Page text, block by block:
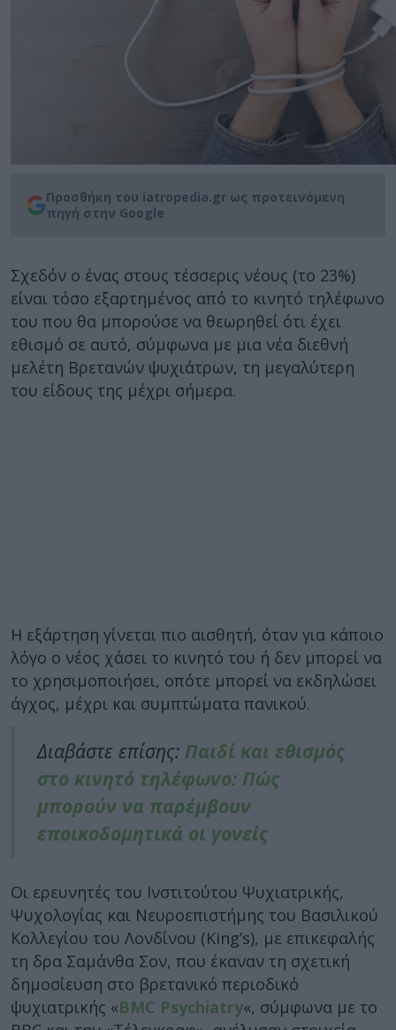
Προσθήκη του iatropedia.gr ως προτεινόμενη
πηγή στην Google
Σχεδόν ο ένας στους τέσσερις νέους (το 23%)
είναι τόσο εξαρτημένος από το κινητό τηλέφωνο
του που θα μπορούσε να θεωρηθεί ότι έχει
εθισμό σε αυτό, σύμφωνα με μια νέα διεθνή
μελέτη Βρετανών ψυχιάτρων, τη μεγαλύτερη
του είδους της μέχρι σήμερα.
Η εξάρτηση γίνεται πιο αισθητή, όταν για κάποιο
λόγο ο νέος χάσει το κινητό του ή δεν μπορεί να
το χρησιμοποιήσει, οπότε μπορεί να εκδηλώσει
άγχος, μέχρι και συμπτώματα πανικού.
Διαβάστε επίσης: Παιδί και εθισμός
στο κινητό τηλέφωνο: Πώς
μπορούν να παρέμβουν
εποικοδομητικά οι γονείς
Οι ερευνητές του Ινστιτούτου Ψυχιατρικής,
Ψυχολογίας και Νευροεπιστήμης του Βασιλικού
Κολλεγίου του Λονδίνου (King’s), με επικεφαλής
τη δρα Σαμάνθα Σον, που έκαναν τη σχετική
δημοσίευση στο βρετανικό περιοδικό
ψυχιατρικής «BMC Psychiatry«, σύμφωνα με το